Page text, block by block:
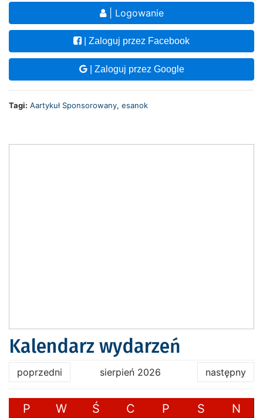
| Logowanie
| Zaloguj przez Facebook
| Zaloguj przez Google
Tagi: Aartykuł Sponsorowany, esanok
Kalendarz wydarzeń
poprzedni sierpień 2026 następny
P W Ś C P S N